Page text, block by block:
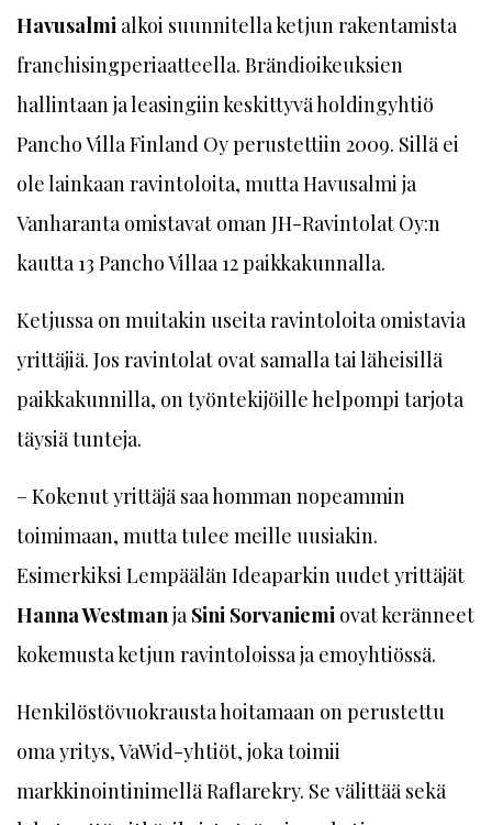
Havusalmi alkoi suunnitella ketjun rakentamista
franchisingperiaatteella. Brändioikeuksien
hallintaan ja leasingiin keskittyvä holdingyhtiö
Pancho Villa Finland Oy perustettiin 2009. Sillä ei
ole lainkaan ravintoloita, mutta Havusalmi ja
Vanharanta omistavat oman JH-Ravintolat Oy:n
kautta 13 Pancho Villaa 12 paikkakunnalla.
Ketjussa on muitakin useita ravintoloita omistavia
yrittäjiä. Jos ravintolat ovat samalla tai läheisillä
paikkakunnilla, on työntekijöille helpompi tarjota
täysiä tunteja.
– Kokenut yrittäjä saa homman nopeammin
toimimaan, mutta tulee meille uusiakin.
Esimerkiksi Lempäälän Ideaparkin uudet yrittäjät
Hanna Westman ja Sini Sorvaniemi ovat keränneet
kokemusta ketjun ravintoloissa ja emoyhtiössä.
Henkilöstövuokrausta hoitamaan on perustettu
oma yritys, VaWid-yhtiöt, joka toimii
markkinointinimellä ­Raflarekry. Se välittää sekä